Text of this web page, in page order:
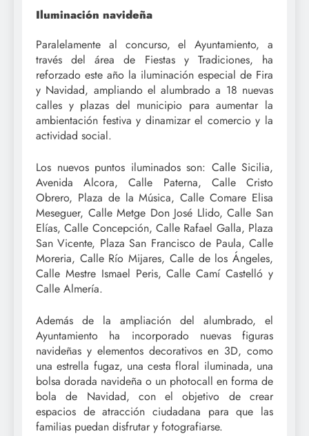
Iluminación navideña
Paralelamente al concurso, el Ayuntamiento, a
través del área de Fiestas y Tradiciones, ha
reforzado este año la iluminación especial de Fira
y Navidad, ampliando el alumbrado a 18 nuevas
calles y plazas del municipio para aumentar la
ambientación festiva y dinamizar el comercio y la
actividad social.
Los nuevos puntos iluminados son: Calle Sicilia,
Avenida Alcora, Calle Paterna, Calle Cristo
Obrero, Plaza de la Música, Calle Comare Elisa
Meseguer, Calle Metge Don José Llido, Calle San
Elías, Calle Concepción, Calle Rafael Galla, Plaza
San Vicente, Plaza San Francisco de Paula, Calle
Moreria, Calle Río Mijares, Calle de los Ángeles,
Calle Mestre Ismael Peris, Calle Camí Castelló y
Calle Almería.
Además de la ampliación del alumbrado, el
Ayuntamiento ha incorporado nuevas figuras
navideñas y elementos decorativos en 3D, como
una estrella fugaz, una cesta floral iluminada, una
bolsa dorada navideña o un photocall en forma de
bola de Navidad, con el objetivo de crear
espacios de atracción ciudadana para que las
familias puedan disfrutar y fotografiarse.